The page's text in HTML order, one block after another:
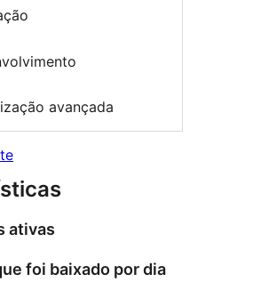
avançada
ativas
foi baixado por dia